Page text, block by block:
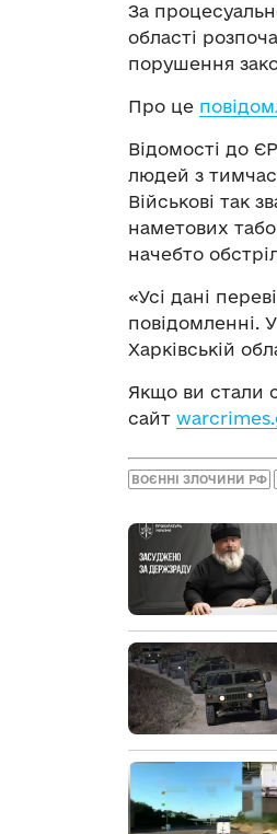
За
області
порушення
Про це
Відомості до
людей з
Військові так
наметових
начебто
«Усі дані
повідомленні.
Харківській
Якщо ви стали
сайт
ВОЄННІ ЗЛОЧИНИ РФ